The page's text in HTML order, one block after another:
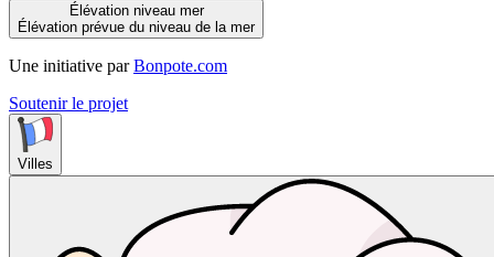
Élévation niveau mer
Élévation prévue du niveau de la mer
Une initiative par Bonpote.com
Soutenir le projet
Villes